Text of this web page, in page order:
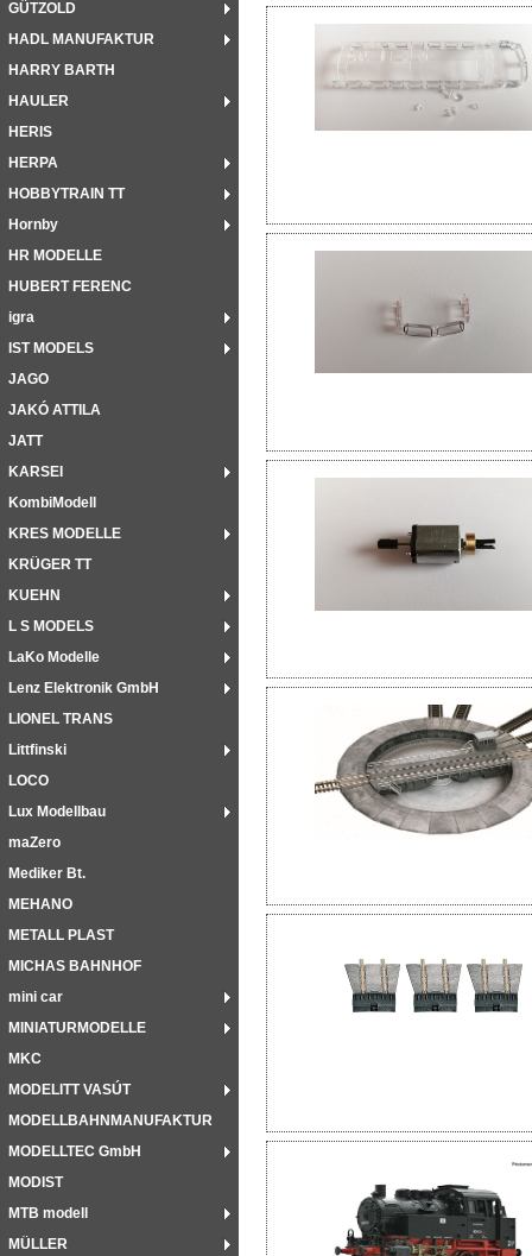
GÜTZOLD
HADL MANUFAKTUR
HARRY BARTH
HAULER
HERIS
HERPA
HOBBYTRAIN TT
Hornby
HR MODELLE
HUBERT FERENC
igra
IST MODELS
JAGO
JAKÓ ATTILA
JATT
KARSEI
KombiModell
KRES MODELLE
KRÜGER TT
KUEHN
L S MODELS
LaKo Modelle
Lenz Elektronik GmbH
LIONEL TRANS
Littfinski
LOCO
Lux Modellbau
maZero
Mediker Bt.
MEHANO
METALL PLAST
MICHAS BAHNHOF
mini car
MINIATURMODELLE
MKC
MODELITT VASÚT
MODELLBAHNMANUFAKTUR
MODELLTEC GmbH
MODIST
MTB modell
MÜLLER